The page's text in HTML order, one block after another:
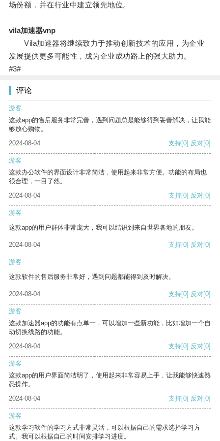
场份额，并在行业中建立领先地位。
vila加速器vnp
Vila加速器将继续致力于推动创新技术的应用，为企业
发展提供更多可能性，成为企业成功路上的强大助力。
#3#
评论
游客
这款app的售后服务非常完善，遇到问题总是能够得到妥善解决，让我能
够放心购物。
2024-08-04
支持[0] 反对[0]
游客
这款办公软件的界面设计非常简洁，使用起来非常方便。功能的布局也
很合理，一目了然。
2024-08-04
支持[0] 反对[0]
游客
这款app的用户群体非常庞大，我可以结识到来自世界各地的朋友。
2024-08-04 支持[0] 反对[0]
游客
这款软件的售后服务非常好，遇到问题都能得到及时解决。
2024-08-04 支持[0] 反对[0]
游客
这款加速器app的功能有点单一，可以增加一些新功能，比如增加一个自
动切换线路的功能。
2024-08-04
支持[0] 反对[0]
游客
这款app的用户界面简洁明了，使用起来非常容易上手，让我能够快速熟
悉操作。
2024-08-04
支持[0] 反对[0]
游客
这款学习软件的学习方式非常灵活，可以根据自己的需求选择学习方
式。我可以根据自己的时间安排学习进度。